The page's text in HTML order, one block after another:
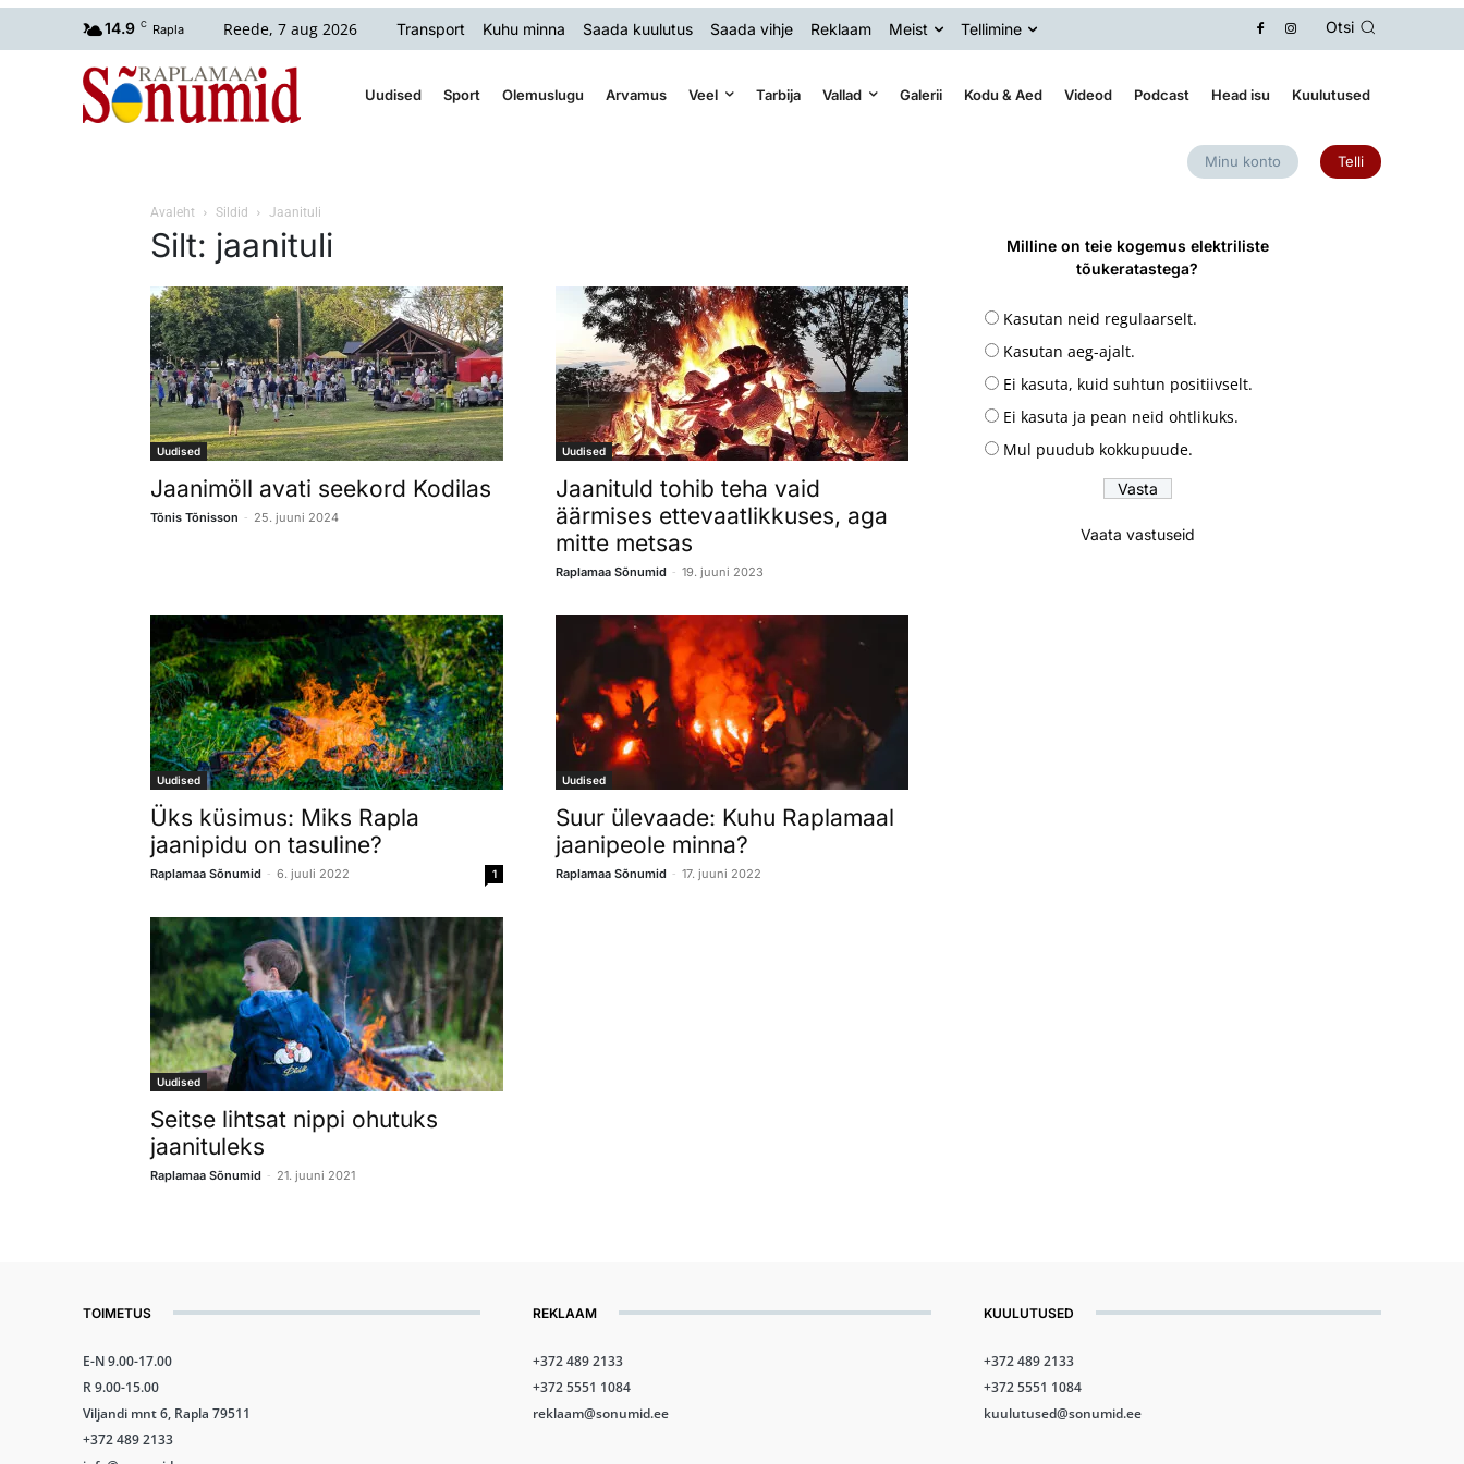
14.9 C Rapla Reede, 7 aug 2026 Transport Kuhu minna Saada kuulutus Saada vihje Reklaam Meist Tellimine Otsi
Uudised Sport Olemuslugu Arvamus Veel Tarbija Vallad Galerii Kodu & Aed Videod Podcast Head isu Kuulutused
Minu konto Telli
Avaleht Sildid Jaanituli
Silt: jaanituli
Uudised
Jaanimöll avati seekord Kodilas
Tõnis Tõnisson - 25. juuni 2024
Uudised
Jaanituld tohib teha vaid
äärmises ettevaatlikkuses, aga
mitte metsas
Raplamaa Sõnumid - 19. juuni 2023
Uudised
Üks küsimus: Miks Rapla
jaanipidu on tasuline?
Raplamaa Sõnumid - 6. juuli 2022 1
Uudised
Suur ülevaade: Kuhu Raplamaal
jaanipeole minna?
Raplamaa Sõnumid - 17. juuni 2022
Uudised
Seitse lihtsat nippi ohutuks
jaanituleks
Raplamaa Sõnumid - 21. juuni 2021
Milline on teie kogemus elektriliste
tõukeratastega?
Kasutan neid regulaarselt.
Kasutan aeg-ajalt.
Ei kasuta, kuid suhtun positiivselt.
Ei kasuta ja pean neid ohtlikuks.
Mul puudub kokkupuude.
Vaata vastuseid
TOIMETUS
E-N 9.00-17.00
R 9.00-15.00
Viljandi mnt 6, Rapla 79511
+372 489 2133
REKLAAM
+372 489 2133
+372 5551 1084
reklaam@sonumid.ee
KUULUTUSED
+372 489 2133
+372 5551 1084
kuulutused@sonumid.ee